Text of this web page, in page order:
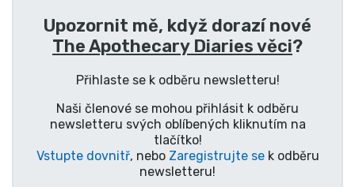
Upozornit mě, když dorazí nové
The Apothecary Diaries věci?
Přihlaste se k odběru newsletteru!
Naši členové se mohou přihlásit k odběru
newsletteru svých oblíbených kliknutím na
tlačítko!
Vstupte dovnitř, nebo Zaregistrujte sek odběru
newsletteru!